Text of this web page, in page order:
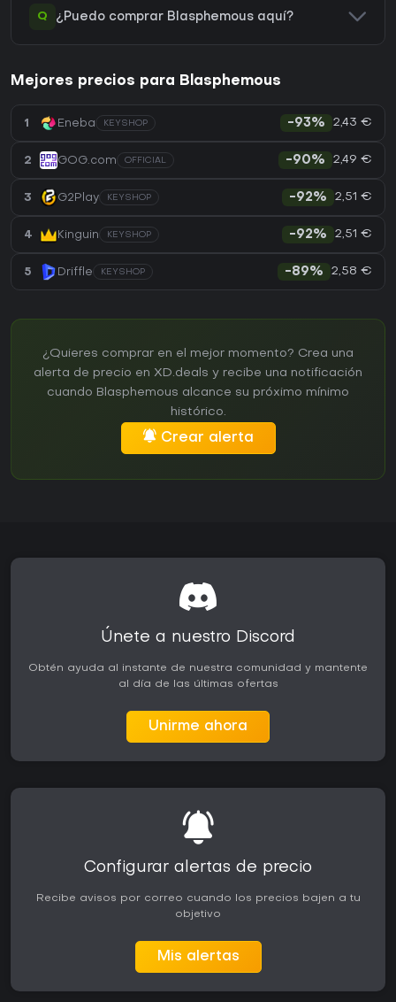
Q ¿Puedo comprar Blasphemous aquí?
Mejores precios para Blasphemous
1 Eneba KEYSHOP -93% 2,43 €
2 GOG.com OFFICIAL -90% 2,49 €
3 G2Play KEYSHOP -92% 2,51 €
4 Kinguin KEYSHOP -92% 2,51 €
5 Driffle KEYSHOP -89% 2,58 €
¿Quieres comprar en el mejor momento? Crea una
alerta de precio en XD.deals y recibe una notificación
cuando Blasphemous alcance su próximo mínimo
histórico.
Crear alerta
Únete a nuestro Discord
Obtén ayuda al instante de nuestra comunidad y mantente
al día de las últimas ofertas
Unirme ahora
Configurar alertas de precio
Recibe avisos por correo cuando los precios bajen a tu
objetivo
Mis alertas